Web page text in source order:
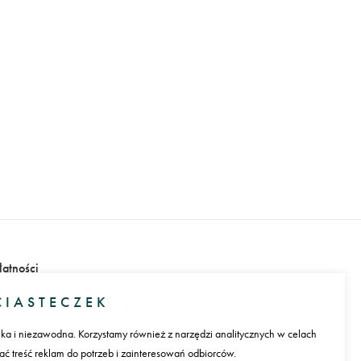
i niezawodna. Korzystamy również z narzędzi analitycznych w celach
treść reklam do potrzeb i zainteresowań odbiorców.